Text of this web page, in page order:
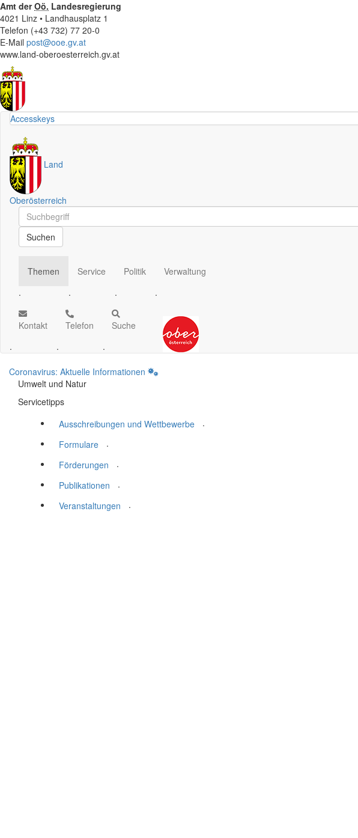
Amt derOö. Landesregierung
4021 Linz • Landhausplatz 1
Telefon (+43 732) 77 20-0
E-Mail post@ooe.gv.at
www.land-oberoesterreich.gv.at
Accesskeys
Land
Oberösterreich
Schnellsuche
Schnellsuche
Suchen
Themen
.
Service
.
Politik
.
Verwaltung
.
Kontakt
.
Telefon
.
Suche
.
Coronavirus: Aktuelle Informationen
Umwelt und Natur
Servicetipps
Ausschreibungen und Wettbewerbe
.
Formulare
.
Förderungen
.
Publikationen
.
Veranstaltungen
.